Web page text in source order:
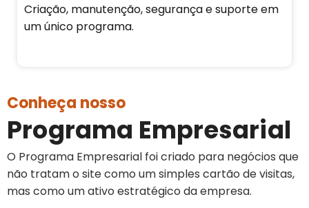
Criação, manutenção, segurança e suporte em
um único programa.
Conheça nosso
Programa Empresarial
O Programa Empresarial foi criado para negócios que
não tratam o site como um simples cartão de visitas,
mas como um ativo estratégico da empresa.